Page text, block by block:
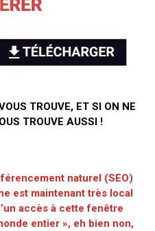
TROUVE, ET SI ON NE
TROUVE AUSSI !
naturel (SEO)
est maintenant très local
accès à cette fenêtre
entier », eh bien non,